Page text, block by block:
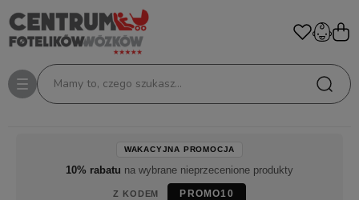
Mamy to, czego szukasz...
WAKACYJNA PROMOCJA
10% rabatu na wybrane nieprzecenione produkty
Z KODEM
PROMO10